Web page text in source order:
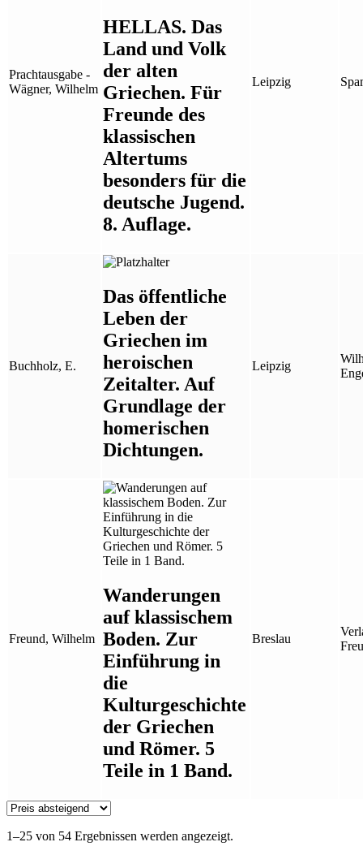
Prachtausgabe -
Wägner, Wilhelm
HELLAS. Das
Land und Volk
der alten
Griechen. Für
Freunde des
klassischen
Altertums
besonders für die
deutsche Jugend.
8. Auflage.
Leipzig
Buchholz, E.
Das öffentliche
Leben der
Griechen im
heroischen
Zeitalter. Auf
Grundlage der
homerischen
Dichtungen.
Leipzig
Freund, Wilhelm
Wanderungen
auf klassischem
Boden. Zur
Einführung in
die
Kulturgeschichte
der Griechen
und Römer. 5
Teile in 1 Band.
Breslau
1–25 von 54 Ergebnissen werden angezeigt.